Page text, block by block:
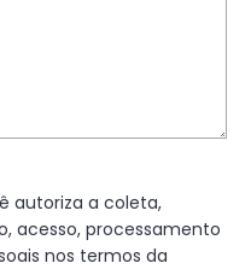
autoriza a coleta,
acesso, processamento
nos termos da